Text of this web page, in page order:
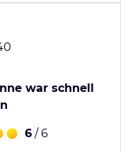
war schnell
6 / 6